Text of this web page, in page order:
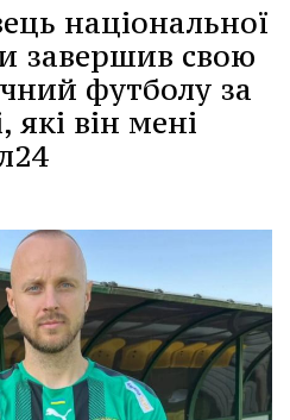
національної
завершив свою
футболу за
які він мені